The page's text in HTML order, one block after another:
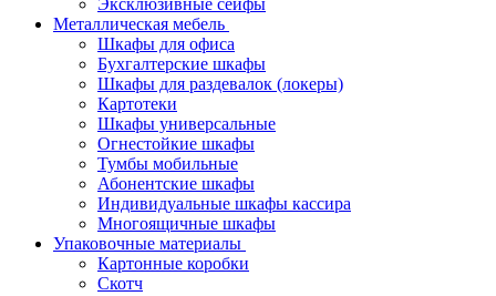
Эксклюзивные сейфы
Металлическая мебель
Шкафы для офиса
Бухгалтерские шкафы
Шкафы для раздевалок (локеры)
Картотеки
Шкафы универсальные
Огнестойкие шкафы
Тумбы мобильные
Абонентские шкафы
Индивидуальные шкафы кассира
Многоящичные шкафы
Упаковочные материалы
Картонные коробки
Скотч